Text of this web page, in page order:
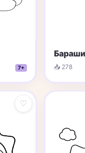
7+ 📥 278
♡